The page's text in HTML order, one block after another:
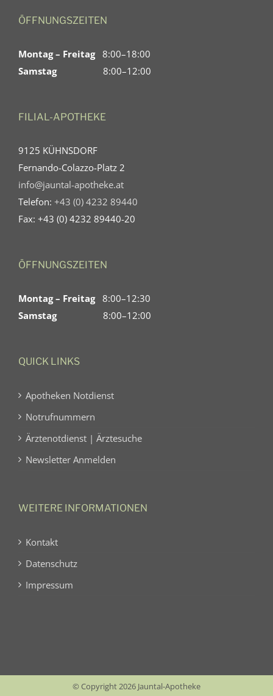
ÖFFNUNGSZEITEN
Montag – Freitag8:00–18:00
Samstag 8:00–12:00
FILIAL-APOTHEKE
9125 KÜHNSDORF
Fernando-Colazzo-Platz 2
info@jauntal-apotheke.at
Telefon: +43 (0) 4232 89440
Fax: +43 (0) 4232 89440-20
ÖFFNUNGSZEITEN
Montag – Freitag8:00–12:30
Samstag8:00–12:00
QUICK LINKS
Apotheken Notdienst
Notrufnummern
Ärztenotdienst | Ärztesuche
Newsletter Anmelden
WEITERE INFORMATIONEN
Kontakt
Datenschutz
Impressum
© Copyright 2026 Jauntal-Apotheke